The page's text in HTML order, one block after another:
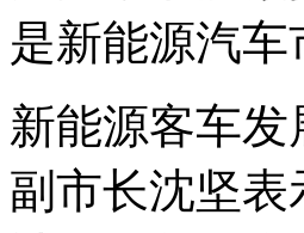
是新能源汽
新能源客车
副市长沈坚表